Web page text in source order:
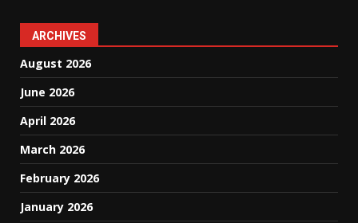
ARCHIVES
August 2026
June 2026
April 2026
March 2026
February 2026
January 2026